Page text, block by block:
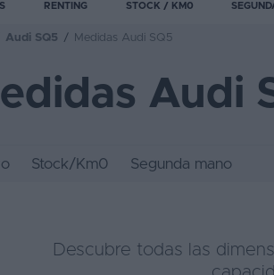
RENTING STOCK / KM0
Audi SQ5 / Medidas Audi SQ5
Audi
Stock/Km0 Segunda mano
Descubre todas las